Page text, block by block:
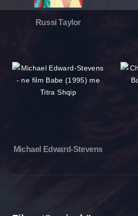
Russi Taylor
Michael Edward-Stevens